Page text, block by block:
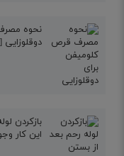
نحوه
بازکردن
این کار